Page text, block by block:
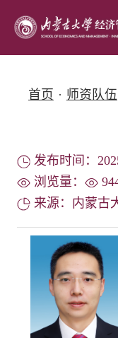
首页 · 师资队伍
发布时间：
浏览量：
来源：内蒙古